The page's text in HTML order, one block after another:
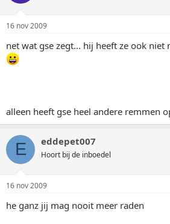
16 nov 2009
net wat gse zegt... hij heeft ze ook niet
alleen heeft gse heel andere remmen
E eddepet007
Hoort bij de inboedel
16 nov 2009
he ganz jij mag nooit meer raden